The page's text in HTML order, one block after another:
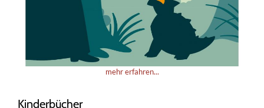
mehr erfahren...
Kinderbücher